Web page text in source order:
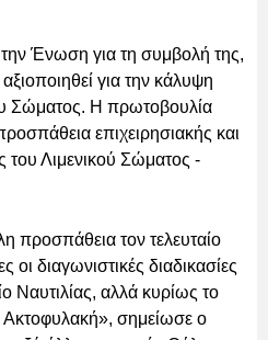
την Ένωση για τη συμβολή της,
για την κάλυψη
Σώματος. Η πρωτοβουλία
επιχειρησιακής και
του Λιμενικού Σώματος -
προσπάθεια τον τελευταίο
διαγωνιστικές διαδικασίες
Ναυτιλίας, αλλά κυρίως το
Ακτοφυλακή», σημείωσε ο